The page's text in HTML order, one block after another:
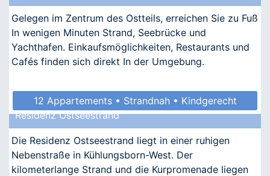
Gelegen im Zentrum des Ostteils, erreichen Sie zu Fuß
In wenigen Minuten Strand, Seebrücke und
Yachthafen. Einkaufsmöglichkeiten, Restaurants und
Cafés finden sich direkt In der Umgebung.
12 Appartements • Strandnah • Kindgerecht
Residenz Ostseestrand
Die Residenz Ostseestrand liegt in einer ruhigen
Nebenstraße in Kühlungsborn-West. Der
kilometerlange Strand und die Kurpromenade liegen